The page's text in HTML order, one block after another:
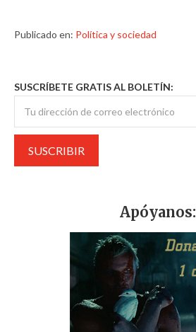
Publicado en: Política y sociedad
SUSCRÍBETE GRATIS AL BOLETÍN:
Apóyanos: